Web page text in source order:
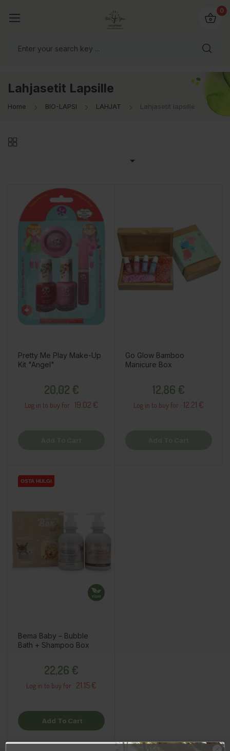
0
Lahjasetit Lapsille
Home BIO-LAPSI LAHJAT Lahjasetit lapsille

Pretty Me Play Make-Up
Kit "Angel"
20,02 €
Log in to buy for : 19.02 €
Go Glow Bamboo
Manicure Box
12,86 €
Log in to buy for : 12.21 €
OSTA HULGI
OSTA HULGI
Bema Baby – Bubble
Bath + Shampoo Box
22,26 €
Log in to buy for : 21.15 €
Add To Cart